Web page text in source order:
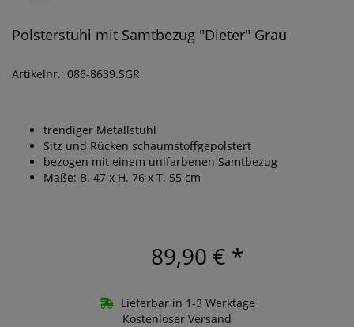
Polsterstuhl mit Samtbezug "Dieter" Grau
Artikelnr.: 086-8639.SGR
trendiger Metallstuhl
Sitz und Rücken schaumstoffgepolstert
bezogen mit einem unifarbenen Samtbezug
Maße: B. 47 x H. 76 x T. 55 cm
89,90 € *
Lieferbar in 1-3 Werktage
Kostenloser Versand